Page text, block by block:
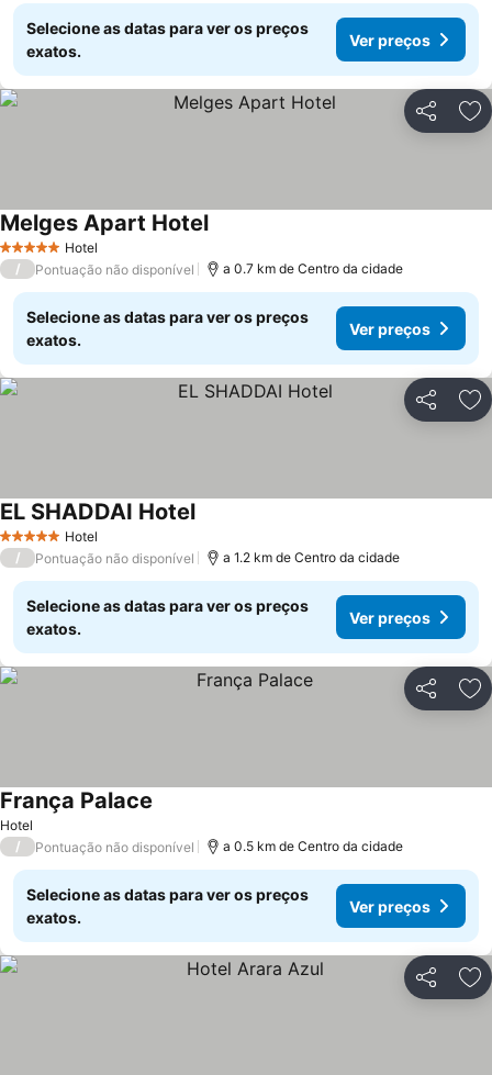
Selecione as datas para ver os preços
exatos.
Ver preços
Partilhar
5 Estrelas Hotel
Melges Apart Hotel
/ Pontuação não disponível a 0.7 km de Centro da cidade
Selecione as datas para ver os preços
exatos.
Ver preços
Partilhar
5 Estrelas Hotel
EL SHADDAI Hotel
/ Pontuação não disponível a 1.2 km de Centro da cidade
Selecione as datas para ver os preços
exatos.
Ver preços
Partilhar
Hotel
França Palace
/ Pontuação não disponível a 0.5 km de Centro da cidade
Selecione as datas para ver os preços
exatos.
Ver preços
Partilhar